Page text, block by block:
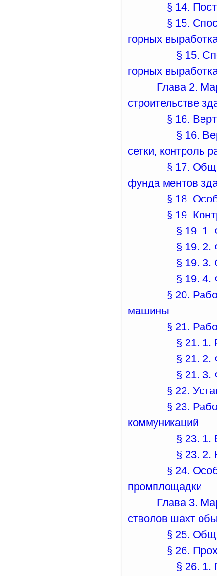
§ 14.
§ 15.
горных
§ 15.
горных
Глава 2.
строительстве
§ 16.
§ 16.
сетки, контроль
§ 17.
фунда ментов
§ 18.
§ 19.
§ 19. 1.
§ 19. 2.
§ 19. 3.
§ 19. 4.
§ 20.
машины
§ 21.
§ 21. 1.
§ 21. 2.
§ 21. 3.
§ 22.
§ 23.
коммуникаций
§ 23. 1.
§ 23. 2.
§ 24.
промплощадки
Глава 3.
стволов шахт
§ 25.
§ 26.
§ 26. 1.